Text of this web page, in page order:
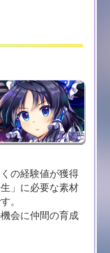
の経験値が獲得
」に必要な素材
。
会に仲間の育成